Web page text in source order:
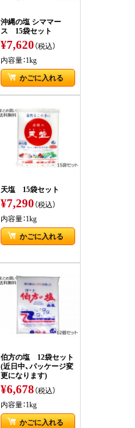
沖縄の塩 シママー
ス 15袋セット
¥7,620（税込）
内容量：1kg
かごに入れる
天塩 15袋セット
¥7,290（税込）
内容量：1kg
かごに入れる
伯方の塩 12袋セット
(近日中、パッケージ変
更になります)
¥6,678（税込）
内容量：1kg
かごに入れる